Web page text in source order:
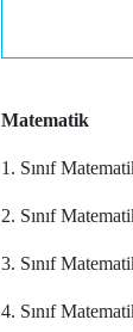
Matematik
1. Sınıf
2. Sınıf
3. Sınıf
4. Sınıf